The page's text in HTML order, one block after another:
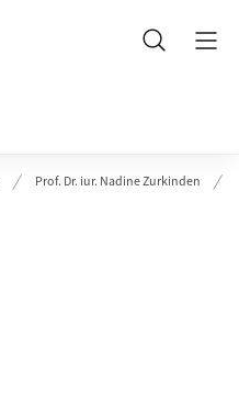
Search
Prof. Dr. iur. Nadine Zurkinden